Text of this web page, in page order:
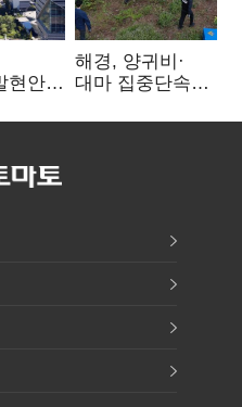
현안
장
해경, 양귀비·
대마 집중단속…
249명 검거